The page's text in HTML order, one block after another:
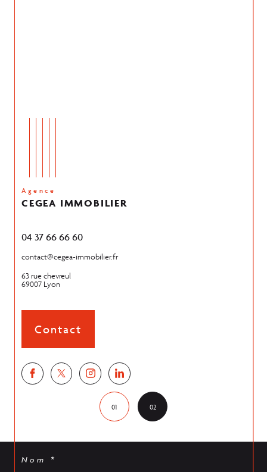
Nom *
Agence
CEGEA IMMOBILIER
04 37 66 66 60
contact@cegea-immobilier.fr
63 rue chevreul
69007 Lyon
Contact
01 02